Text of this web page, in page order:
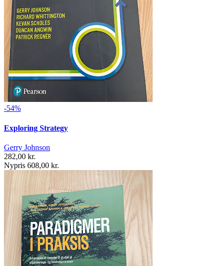
-54%
Exploring Strategy
Gerry Johnson
282,00 kr.
Nypris 608,00 kr.